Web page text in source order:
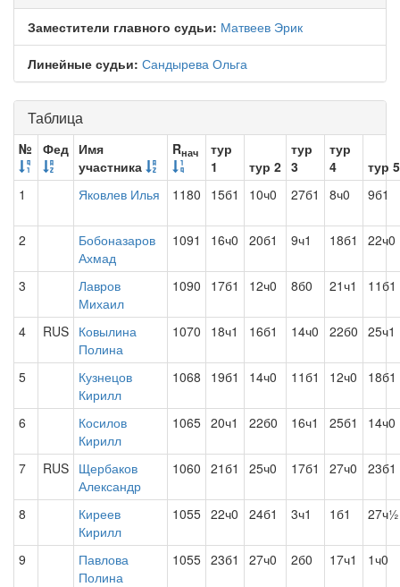
Заместители главного судьи: Матвеев Эрик
Линейные судьи: Сандырева Ольга
Таблица
№ Фед Имя
участника
Rнач
тур
1
тур 2
тур
3
тур
4
тур 5
1
Яковлев Илья 1180 15б1 10ч0 27б1 8ч0 9б1
2
Бобоназаров
Ахмад
1091 16ч0 20б1 9ч1 18б1 22ч0
3
Лавров
Михаил
1090 17б1 12ч0 8б0 21ч1 11б1
4 RUS Ковылина
Полина
1070 18ч1 16б1 14ч0 22б0 25ч1
5
Кузнецов
Кирилл
1068 19б1 14ч0 11б1 12ч0 18б1
6
Косилов
Кирилл
1065 20ч1 22б0 16ч1 25б1 14ч0
7 RUS Щербаков
Александр
1060 21б1 25ч0 17б1 27ч0 23б1
8
Киреев
Кирилл
1055 22ч0 24б1 3ч1 1б1 27ч½
9
Павлова
Полина
1055 23б1 27ч0 2б0 17ч1 1ч0